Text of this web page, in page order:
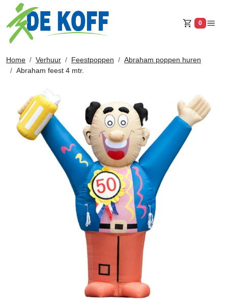
0
Home Verhuur Feestpoppen
Abraham poppen huren
Abraham feest 4 mtr.